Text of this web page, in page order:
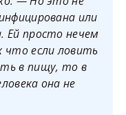
или
Ей просто нечем
если ловить
в пищу, то в
она не